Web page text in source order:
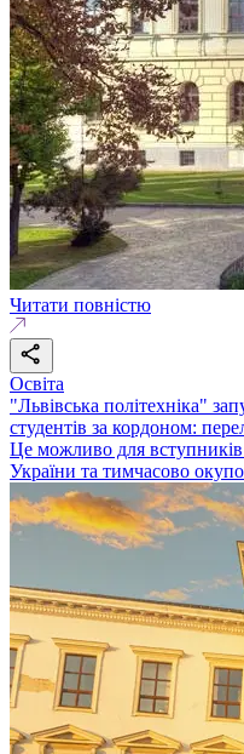
Читати повністю
Освіта
"Львівська політехніка"
студентів за кордоном:
Це можливо для вступників
України та тимчасово